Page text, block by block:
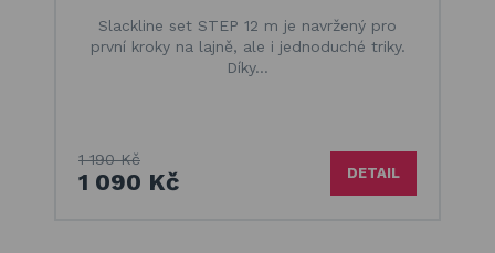
Slackline set STEP 12 m je navržený pro
první kroky na lajně, ale i jednoduché triky.
Díky…
1 190 Kč
1 090 Kč DETAIL